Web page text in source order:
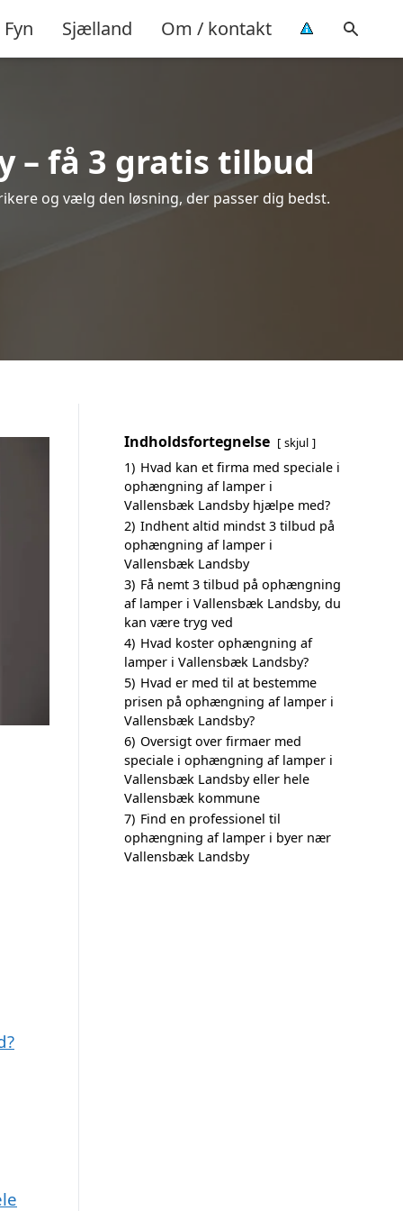
Fyn Sjælland Om / kontakt
– få 3 gratis tilbud
og vælg den løsning, der passer dig bedst.
Indholdsfortegnelse skjul
1) Hvad kan et firma med speciale i
ophængning af lamper i
Vallensbæk Landsby hjælpe med?
2) Indhent altid mindst 3 tilbud på
ophængning af lamper i
Vallensbæk Landsby
3) Få nemt 3 tilbud på ophængning
af lamper i Vallensbæk Landsby, du
kan være tryg ved
4) Hvad koster ophængning af
lamper i Vallensbæk Landsby?
5) Hvad er med til at bestemme
prisen på ophængning af lamper i
Vallensbæk Landsby?
6) Oversigt over firmaer med
speciale i ophængning af lamper i
Vallensbæk Landsby eller hele
Vallensbæk kommune
7) Find en professionel til
ophængning af lamper i byer nær
Vallensbæk Landsby